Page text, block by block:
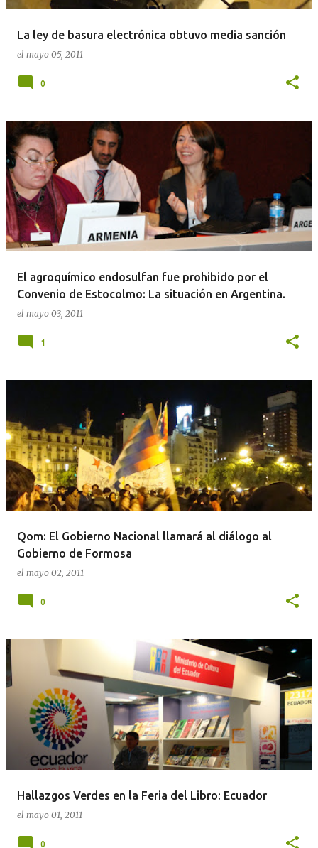
La ley de basura electrónica obtuvo media sanción
el mayo 05, 2011
0
El agroquímico endosulfan fue prohibido por el
Convenio de Estocolmo: La situación en Argentina.
el mayo 03, 2011
1
Qom: El Gobierno Nacional llamará al diálogo al
Gobierno de Formosa
el mayo 02, 2011
0
Hallazgos Verdes en la Feria del Libro: Ecuador
el mayo 01, 2011
0